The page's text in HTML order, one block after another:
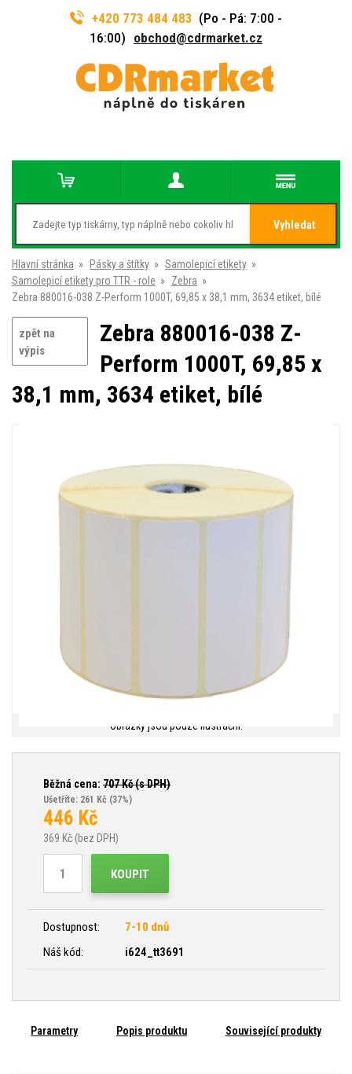
+420 773 484 483 (Po - Pá: 7:00 -
16:00) obchod@cdrmarket.cz
Vyhledat
Hlavní stránka » Pásky a štítky » Samolepicí etikety »
Samolepicí etikety pro TTR - role » Zebra »
Zebra 880016-038 Z-Perform 1000T, 69,85 x 38,1 mm, 3634 etiket, bílé
zpět na
výpis
Zebra 880016-038 Z-
Perform 1000T, 69,85 x
38,1 mm, 3634 etiket, bílé
Obrázky jsou pouze ilustrační.
Běžná cena: 707Kč (s DPH)
Ušetříte: 261 Kč (37%)
446 Kč
369 Kč (bez DPH)
KOUPIT
Dostupnost:
7-10 dnů
Náš kód:
i624_tt3691
Parametry Popis produktu Související produkty